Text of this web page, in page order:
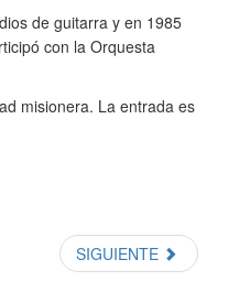
de guitarra y en 1985
con la Orquesta
misionera. La entrada es
SIGUIENTE